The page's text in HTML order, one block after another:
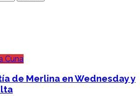
Cuna
de Merlina en Wednesday y